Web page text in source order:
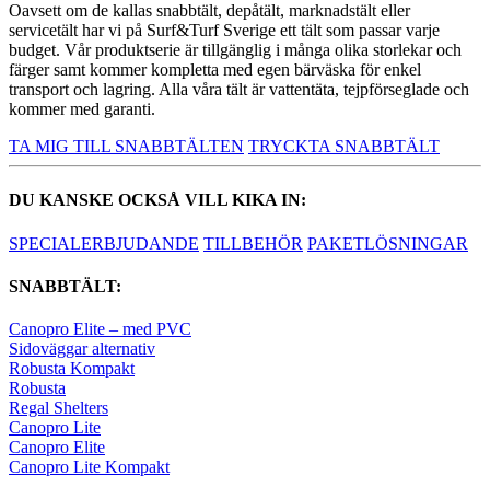
Oavsett om de kallas snabbtält, depåtält, marknadstält eller
servicetält har vi på Surf&Turf Sverige ett tält som passar varje
budget. Vår produktserie är tillgänglig i många olika storlekar och
färger samt kommer kompletta med egen bärväska för enkel
transport och lagring. Alla våra tält är vattentäta, tejpförseglade och
kommer med garanti.
TA MIG TILL SNABBTÄLTEN TRYCKTA SNABBTÄLT
DU KANSKE OCKSÅ VILL KIKA IN:
SPECIALERBJUDANDE TILLBEHÖR PAKETLÖSNINGAR
SNABBTÄLT:
Canopro Elite – med PVC
Sidoväggar alternativ
Robusta Kompakt
Robusta
Regal Shelters
Canopro Lite
Canopro Elite
Canopro Lite Kompakt